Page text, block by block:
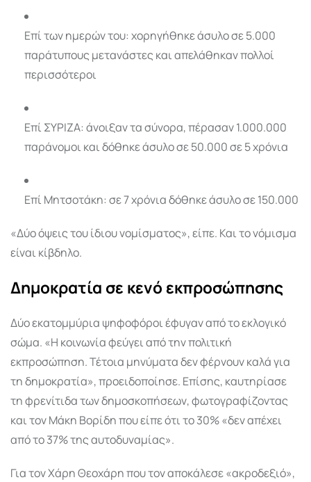
Επί των ημερών του: χορηγήθηκε άσυλο σε 5.000
παράτυπους μετανάστες και απελάθηκαν πολλοί
περισσότεροι
Επί ΣΥΡΙΖΑ: άνοιξαν τα σύνορα, πέρασαν 1.000.000
παράνομοι και δόθηκε άσυλο σε 50.000 σε 5 χρόνια
Επί Μητσοτάκη: σε 7 χρόνια δόθηκε άσυλο σε 150.000
«Δύο όψεις του ίδιου νομίσματος», είπε. Και το νόμισμα
είναι κίβδηλο.
Δημοκρατία σε κενό εκπροσώπησης
Δύο εκατομμύρια ψηφοφόροι έφυγαν από το εκλογικό
σώμα. «Η κοινωνία φεύγει από την πολιτική
εκπροσώπηση. Τέτοια μηνύματα δεν φέρνουν καλά για
τη δημοκρατία», προειδοποίησε. Επίσης, καυτηρίασε
τη φρενίτιδα των δημοσκοπήσεων, φωτογραφίζοντας
και τον Μάκη Βορίδη που είπε ότι το 30% «δεν απέχει
από το 37% της αυτοδυναμίας».
Για τον Χάρη Θεοχάρη που τον αποκάλεσε «ακροδεξιό»,